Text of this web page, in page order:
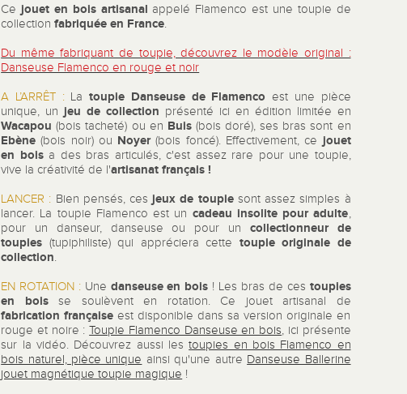
Ce jouet en bois artisanal appelé Flamenco est une toupie de
collectionfabriquée en France.
Du même fabriquant de toupie, découvrez le modèle original :
Danseuse Flamenco en rouge et noir
A L’ARRÊT :Latoupie Danseuse de Flamenco est une pièce
unique, un jeu de collection présenté ici en édition limitée en
Wacapou(bois tacheté) ou en Buis(bois doré), ses bras sont en
Ebène(bois noir) ou Noyer(bois foncé). Effectivement, ce jouet
en boisa des bras articulés, c'est assez rare pour une toupie,
vive la créativité de l'artisanat français !
LANCER : Bien pensés, ces jeux de toupiesont assez simples à
lancer. La toupie Flamenco est un cadeau insolite pour adulte,
pour un danseur, danseuse ou pour un
collectionneur de
toupies (tupiphiliste) qui appréciera cette toupie originale de
collection.
EN ROTATION :Une danseuse en bois ! Les bras de ces toupies
en boisse soulèvent en rotation. Ce jouet artisanal de
fabrication françaiseest disponible dans sa version originale en
rouge et noire :Toupie Flamenco Danseuse en bois, ici présente
sur la vidéo. Découvrez aussi lestoupies en bois Flamenco en
bois naturel, pièce unique ainsi qu'une autre Danseuse Ballerine
jouet magnétique toupie magique !